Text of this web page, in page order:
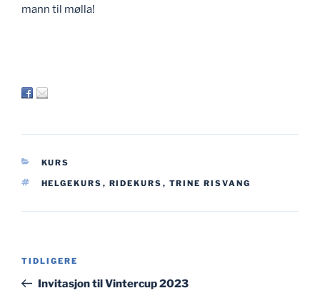
mann til mølla!
KATEGORIER
KURS
STIKKORD
HELGEKURS , RIDEKURS , TRINE RISVANG
Forrige
innlegg
TIDLIGERE
Invitasjon til Vintercup 2023